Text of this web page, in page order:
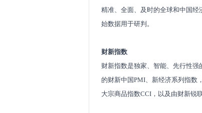
精准、全面、及时的全球和中国
始数据用于研判。
财新指数
财新指数是独家、智能、先行性
的财新中国PMI、新经济系列指数
大宗商品指数CCI，以及由财新锐